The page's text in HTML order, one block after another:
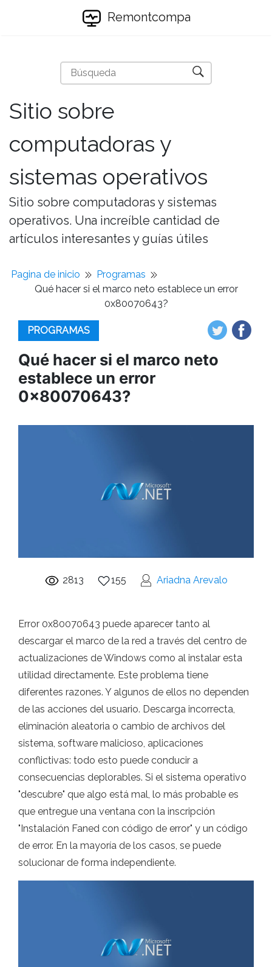
Remontcompa
Sitio sobre
computadoras y
sistemas operativos
Sitio sobre computadoras y sistemas
operativos. Una increíble cantidad de
artículos interesantes y guías útiles
Pagina de inicio
Programas
Qué hacer si el marco neto establece un error
0x80070643?
PROGRAMAS
Qué hacer si el marco neto
establece un error
0x80070643?
2813 155 Ariadna Arevalo
Error 0x80070643 puede aparecer tanto al
descargar el marco de la red a través del centro de
actualizaciones de Windows como al instalar esta
utilidad directamente. Este problema tiene
diferentes razones. Y algunos de ellos no dependen
de las acciones del usuario. Descarga incorrecta,
eliminación aleatoria o cambio de archivos del
sistema, software malicioso, aplicaciones
conflictivas: todo esto puede conducir a
consecuencias deplorables. Si el sistema operativo
"descubre" que algo está mal, lo más probable es
que entregue una ventana con la inscripción
"Instalación Faned con código de error" y un código
de error. En la mayoría de los casos, se puede
solucionar de forma independiente.